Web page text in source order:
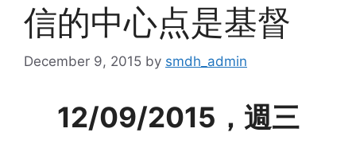
信的中心点是基督
December 9, 2015 by smdh_admin
12/09/2015，週三